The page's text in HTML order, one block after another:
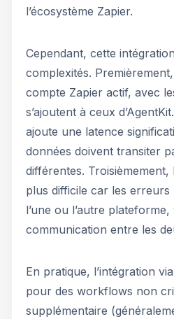
l’écosystème Zapier.
Cependant, cette
complexités.
compte Zapier actif, avec
s’ajoutent à ceux
ajoute une latence
données doivent transiter
différentes. Troisièmement,
plus difficile car les
l’une ou l’autre
communication entre les
En pratique, l’intégration
pour des workflows non
supplémentaire